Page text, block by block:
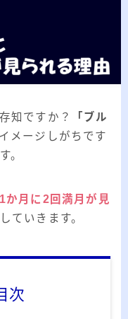
白鳥」初撮り
知ですか？
「ブル
メージしがちです
。
か月に2回満月が見
ていきます。
次